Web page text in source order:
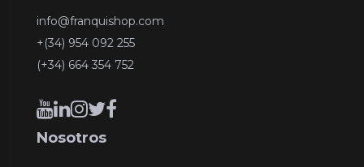
info@franquishop.com
+(34) 954 092 255
(+34) 664 354 752
Nosotros